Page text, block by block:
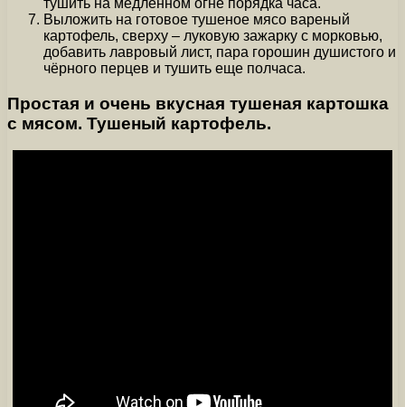
Выложить на готовое тушеное мясо вареный
картофель, сверху – луковую зажарку с морковью,
добавить лавровый лист, пара горошин душистого и
чёрного перцев и тушить еще полчаса.
Простая и очень вкусная тушеная картошка
с мясом. Тушеный картофель.